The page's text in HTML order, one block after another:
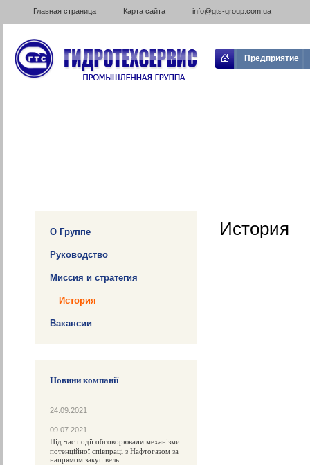
Главная страница Карта сайта info@gts-group.com.ua
Предприятие
О Группе
Руководство
Миссия и стратегия
История
Вакансии
Новини компанії
24.09.2021
09.07.2021
Під час події обговорювали механізми
потенційної співпраці з Нафтогазом за
напрямом закупівель.
История